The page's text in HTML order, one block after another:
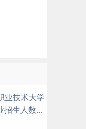
业技术大学
生人数是